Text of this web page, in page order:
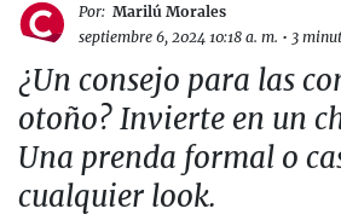
Por: Marilú Morales
septiembre 6, 2024 10:18 a. m. • 3
¿Un consejo para las
otoño? Invierte en un
Una prenda formal o
cualquier look.